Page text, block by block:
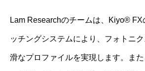
Lam Researchのチームは、Kiyo® FX
ッチングシステムにより、フォトニ
滑なプロファイルを実現します。ま